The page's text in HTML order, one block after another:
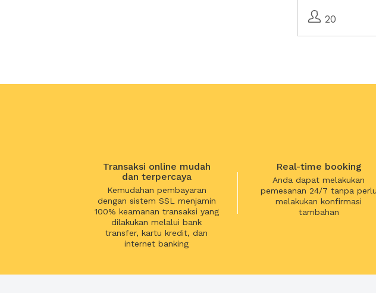
20
Transaksi online mudah
dan terpercaya
Kemudahan pembayaran
dengan sistem SSL menjamin
100% keamanan transaksi yang
dilakukan melalui bank
transfer, kartu kredit, dan
internet banking
Real-time booking
Anda dapat melakukan
pemesanan 24/7 tanpa perlu
melakukan konfirmasi
tambahan